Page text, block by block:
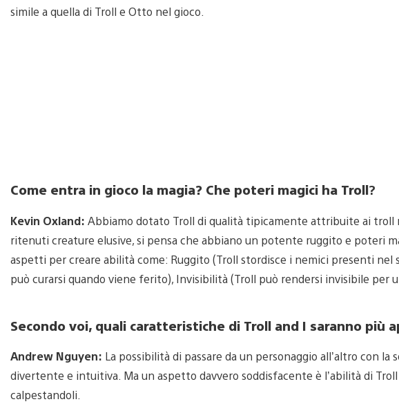
simile a quella di Troll e Otto nel gioco.
Come entra in gioco la magia? Che poteri magici ha Troll?
Kevin Oxland: Abbiamo dotato Troll di qualità tipicamente attribuite ai troll
ritenuti creature elusive, si pensa che abbiano un potente ruggito e poteri
aspetti per creare abilità come: Ruggito (Troll stordisce i nemici presenti nel
può curarsi quando viene ferito), Invisibilità (Troll può rendersi invisibile per
Secondo voi, quali caratteristiche di Troll and I saranno più
Andrew Nguyen: La possibilità di passare da un personaggio all’altro con
divertente e intuitiva. Ma un aspetto davvero soddisfacente è l’abilità di
calpestandoli.